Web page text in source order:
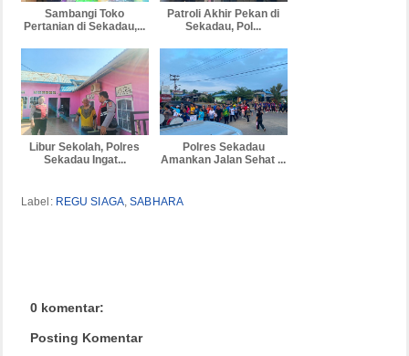
Sambangi Toko
Pertanian di Sekadau,...
Patroli Akhir Pekan di
Sekadau, Pol...
Libur Sekolah, Polres
Sekadau Ingat...
Polres Sekadau
Amankan Jalan Sehat ...
Label: REGU SIAGA,SABHARA
0 komentar:
Posting Komentar